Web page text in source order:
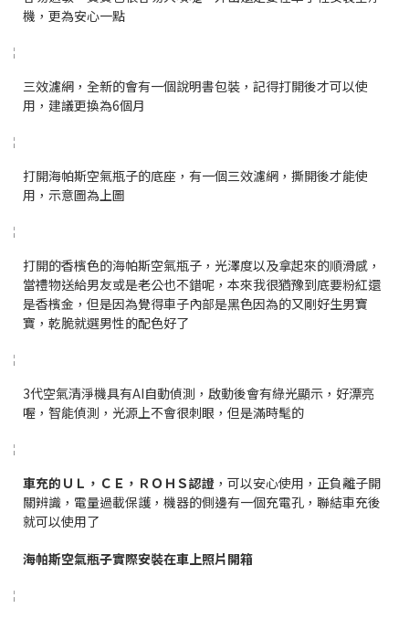
機，更為安心一點
三效濾網，全新的會有一個說明書包裝，記得打開後才可以使
用，建議更換為6個月
打開海帕斯空氣瓶子的底座，有一個三效濾網，撕開後才能使
用，示意圖為上圖
打開的香檳色的海帕斯空氣瓶子，光澤度以及拿起來的順滑感，
當禮物送給男友或是老公也不錯呢，本來我很猶豫到底要粉紅還
是香檳金，但是因為覺得車子內部是黑色因為的又剛好生男寶
寶，乾脆就選男性的配色好了
3代空氣清淨機具有AI自動偵測，啟動後會有綠光顯示，好漂亮
喔，智能偵測，光源上不會很刺眼，但是滿時髦的
車充的ＵＬ，ＣＥ，ＲＯＨＳ認證 ，可以安心使用，正負離子開
關辨識，電量過載保護，機器的側邊有一個充電孔，聯結車充後
就可以使用了
海帕斯空氣瓶子實際安裝在車上照片開箱